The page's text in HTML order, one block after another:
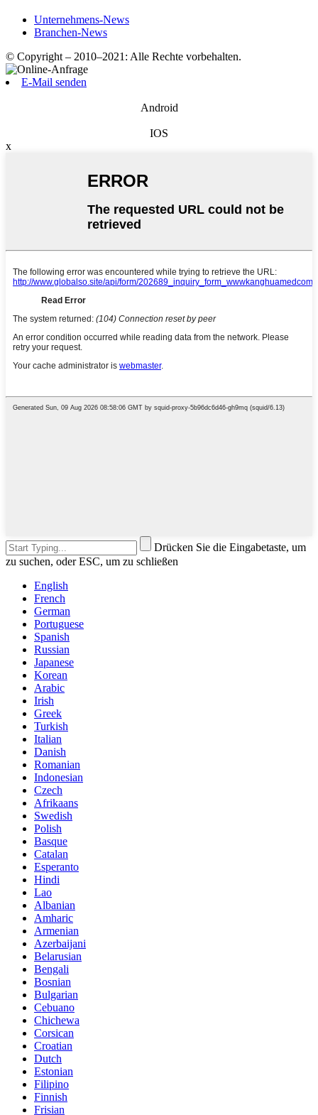
Unternehmens-News
Branchen-News
© Copyright – 2010–2021: Alle Rechte vorbehalten.
E-Mail senden
Android
IOS
x
Drücken Sie die Eingabetaste, um
zu suchen, oder ESC, um zu schließen
English
French
German
Portuguese
Spanish
Russian
Japanese
Korean
Arabic
Irish
Greek
Turkish
Italian
Danish
Romanian
Indonesian
Czech
Afrikaans
Swedish
Polish
Basque
Catalan
Esperanto
Hindi
Lao
Albanian
Amharic
Armenian
Azerbaijani
Belarusian
Bengali
Bosnian
Bulgarian
Cebuano
Chichewa
Corsican
Croatian
Dutch
Estonian
Filipino
Finnish
Frisian